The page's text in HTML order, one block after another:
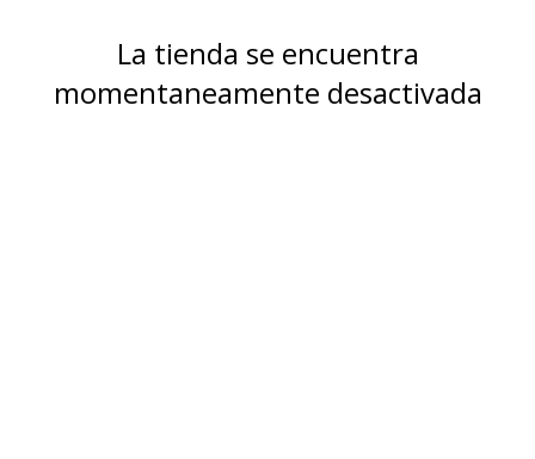
La tienda se encuentra
momentaneamente desactivada